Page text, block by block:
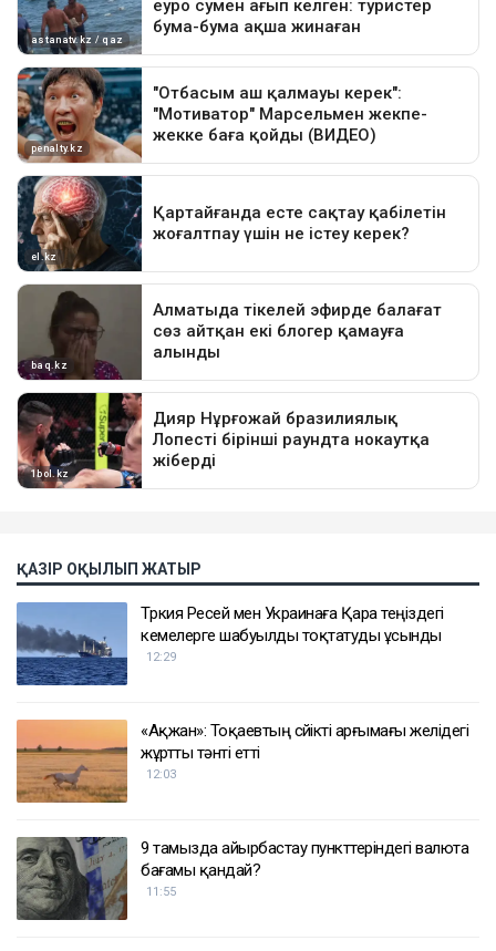
ҚАЗІР ОҚЫЛЫП ЖАТЫР
Түркия Ресей мен Украинаға Қара теңіздегі
кемелерге шабуылды тоқтатуды ұсынды
12:29
«Ақжан»: Тоқаевтың сүйікті арғымағы желідегі
жұртты тәнті етті
12:03
9 тамызда айырбастау пункттеріндегі валюта
бағамы қандай?
11:55